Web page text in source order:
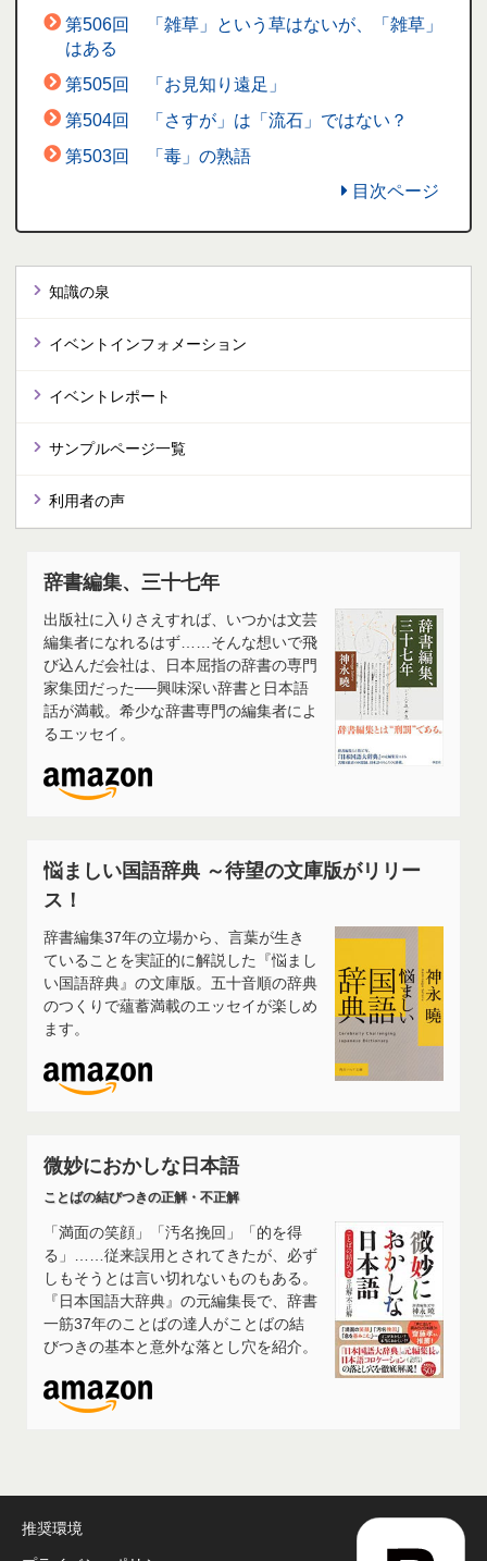
第506回 「雑草」という草はないが、「雑草」
はある
第505回 「お見知り遠足」
第504回 「さすが」は「流石」ではない？
第503回 「毒」の熟語
目次ページ
知識の泉
イベントインフォメーション
イベントレポート
サンプルページ一覧
利用者の声
辞書編集、三十七年
出版社に入りさえすれば、いつかは文芸
編集者になれるはず……そんな想いで飛
び込んだ会社は、日本屈指の辞書の専門
家集団だった──興味深い辞書と日本語
話が満載。希少な辞書専門の編集者によ
るエッセイ。
悩ましい国語辞典 ～待望の文庫版がリリー
ス！
辞書編集37年の立場から、言葉が生き
ていることを実証的に解説した『悩まし
い国語辞典』の文庫版。五十音順の辞典
のつくりで蘊蓄満載のエッセイが楽しめ
ます。
微妙におかしな日本語
ことばの結びつきの正解・不正解
「満面の笑顔」「汚名挽回」「的を得
る」……従来誤用とされてきたが、必ず
しもそうとは言い切れないものもある。
『日本国語大辞典』の元編集長で、辞書
一筋37年のことばの達人がことばの結
びつきの基本と意外な落とし穴を紹介。
推奨環境